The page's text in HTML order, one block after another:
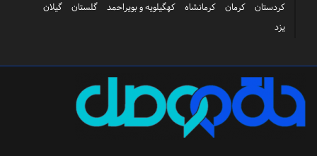
کردستان
کرمان کرمانشاه کهگیلویه و بویراحمد گلستان
گیلان
یزد